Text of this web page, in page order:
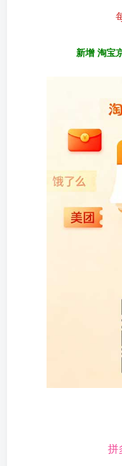
新增 淘宝
拼